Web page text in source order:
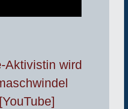
Aktivistin wird